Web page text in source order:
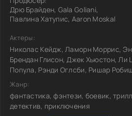
Дрю Брайден, Gala Goliani,
Павлина Хатупис, Aaron Moskal
Актеры:
Николас Кейдж, Ламорн Моррис,
Брендан Глисон, Джек Хьюстон, Ли
Попула, Рэнди Оглсби, Ришар
Жанр:
фантастика, фэнтези, боевик,
детектив, приключения